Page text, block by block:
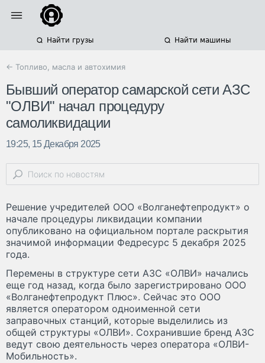
Найти грузы Найти машины
← Топливо, масла и автохимия
Бывший оператор самарской сети АЗС
"ОЛВИ" начал процедуру
самоликвидации
19:25, 15 Декабря 2025
Решение учредителей ООО «Волганефтепродукт» о
начале процедуры ликвидации компании
опубликовано на официальном портале раскрытия
значимой информации Федресурс 5 декабря 2025
года.
Перемены в структуре сети АЗС «ОЛВИ» начались
еще год назад, когда было зарегистрировано ООО
«Волганефтепродукт Плюс». Сейчас это ООО
является оператором одноименной сети
заправочных станций, которые выделились из
общей структуры «ОЛВИ». Сохранившие бренд АЗС
ведут свою деятельность через оператора «ОЛВИ-
Мобильность».